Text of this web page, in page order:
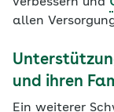
allen
und ihren
Ein weiterer